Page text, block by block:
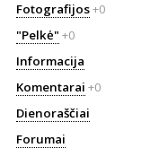
Fotografijos+0
"Pelkė" +0
Informacija
Komentarai +0
Dienoraščiai
Forumai